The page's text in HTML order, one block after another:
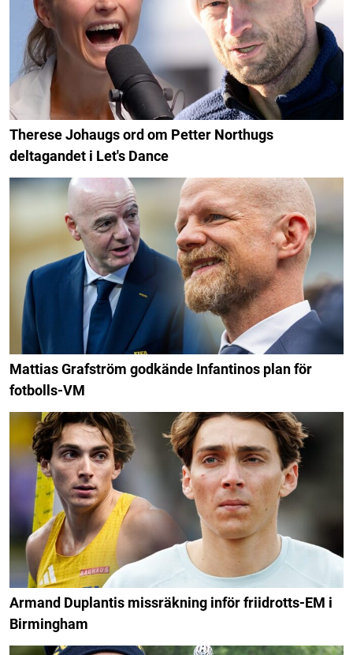
Therese Johaugs ord om Petter Northugs
deltagandet i Let's Dance
Mattias Grafström godkände Infantinos plan för
fotbolls-VM
Armand Duplantis missräkning inför friidrotts-EM i
Birmingham